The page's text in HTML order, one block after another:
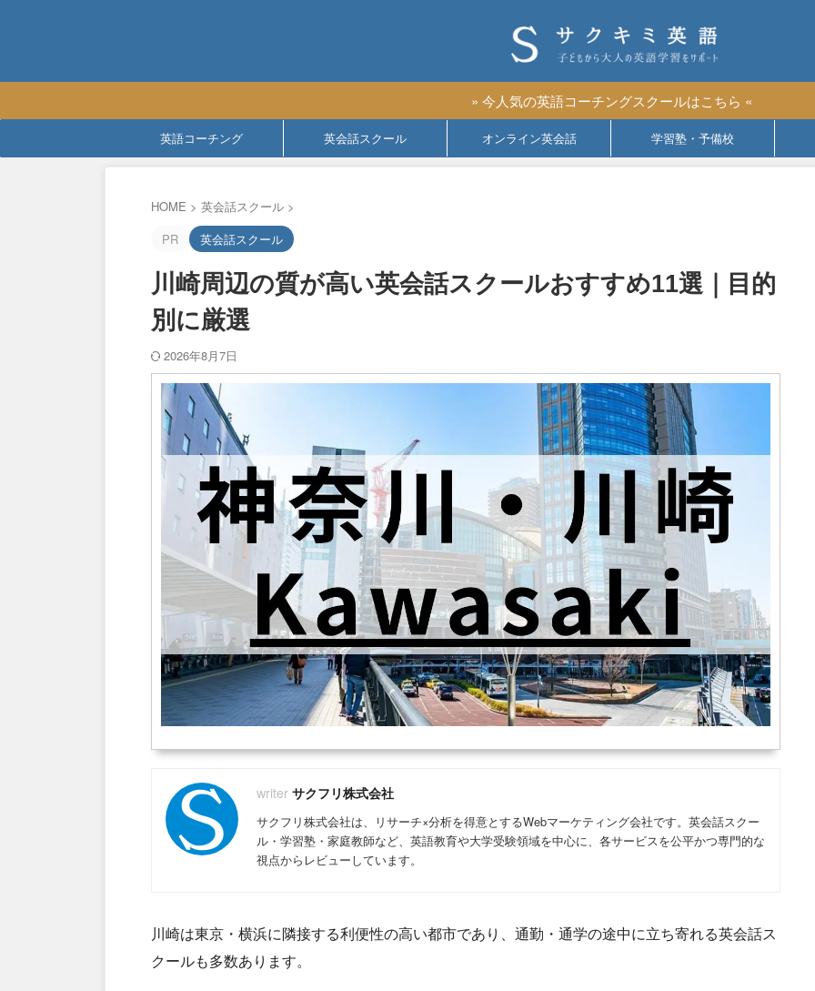
» 今人気の英語コーチングスクールはこちら «
英語コーチング 英会話スクール オンライン英会話 学習塾・予備校
HOME > 英会話スクール >
PR
英会話スクール
川崎周辺の質が高い英会話スクールおすすめ11選｜目的
別に厳選
2026年8月7日
サクフリ株式会社
サクフリ株式会社は、リサーチ×分析を得意とするWebマーケティング会社です。英会話スクー
ル・学習塾・家庭教師など、英語教育や大学受験領域を中心に、各サービスを公平かつ専門的な
視点からレビューしています。
川崎は東京・横浜に隣接する利便性の高い都市であり、通勤・通学の途中に立ち寄れる英会話ス
クールも多数あります。